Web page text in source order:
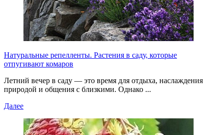
Натуральные репелленты. Растения в саду, которые
отпугивают комаров
Летний вечер в саду — это время для отдыха, наслаждения
природой и общения с близкими. Однако ...
Далее